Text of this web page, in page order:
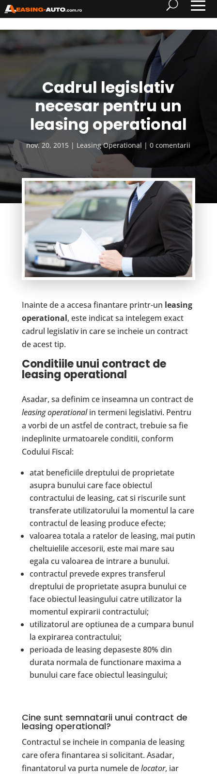
Cadrul legislativ
necesar pentru un
leasing operational
nov. 20, 2015 Leasing Operational 0 comentarii
Inainte de a accesa finantare printr-un leasing
operational, este indicat sa intelegem exact
cadrul legislativ in care se incheie un contract
de acest tip.
Conditiile unui contract de
leasing operational
Asadar, sa definim ce inseamna un contract de
leasing operationalin termeni legislativi. Pentru
a vorbi de un astfel de contract, trebuie sa fie
indeplinite urmatoarele conditii, conform
Codului Fiscal:
atat beneficiile dreptului de proprietate
asupra bunului care face obiectul
contractului de leasing, cat si riscurile sunt
transferate utilizatorului la momentul la care
contractul de leasing produce efecte;
valoarea totala a ratelor de leasing, mai putin
cheltuielile accesorii, este mai mare sau
egala cu valoarea de intrare a bunului.
contractul prevede expres transferul
dreptului de proprietate asupra bunului ce
face obiectul leasingului catre utilizator la
momentul expirarii contractului;
utilizatorul are optiunea de a cumpara bunul
la expirarea contractului;
perioada de leasing depaseste 80% din
durata normala de functionare maxima a
bunului care face obiectul leasingului;
Cine sunt semnatarii unui contract de
leasing operational?
Contractul se incheie in compania de leasing
care ofera finantarea si solicitant. Asadar,
finantatorul va purta numele delocator, iar